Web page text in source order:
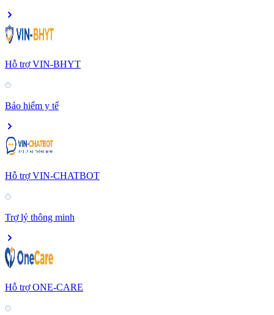
Hỗ trợ VIN-BHYT
Bảo hiểm y tế
Hỗ trợ VIN-CHATBOT
Trợ lý thông minh
Hỗ trợ ONE-CARE